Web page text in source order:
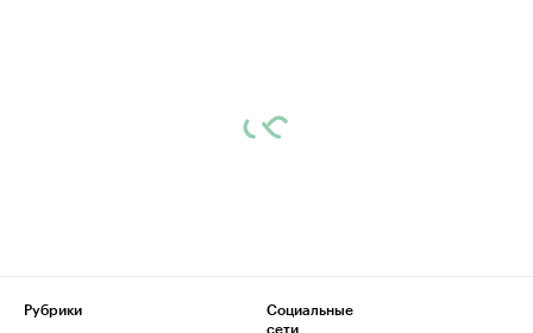
Рубрики
Социальные
сети